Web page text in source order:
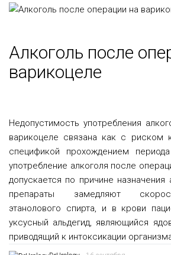
Алкоголь после
варикоцеле
Недопустимость употребления
варикоцеле связана как с риском
спецификой прохождением
употребление алкоголя после
допускается по причине назначения
препараты замедляют
этанолового спирта, и в крови
уксусный альдегид, являющийся
приводящий к интоксикации